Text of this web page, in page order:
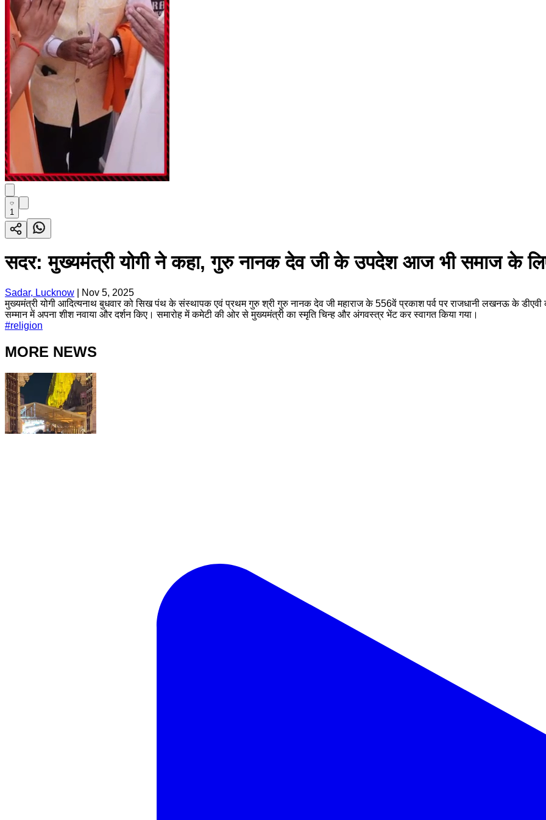
1
सदर: मुख्यमंत्री योगी ने कहा, गुरु नानक देव जी के उपदेश आज भी समाज के
Sadar, Lucknow
Nov 5, 2025
मुख्यमंत्री योगी आदित्यनाथ बुधवार को सिख पंथ के संस्थापक एवं प्रथम गुरु श्री गुरु नानक देव जी महाराज के 556वें प्रकाश पर्व पर राजधानी लखनऊ के
सम्मान में अपना शीश नवाया और दर्शन किए। समारोह में कमेटी की ओर से मुख्यमंत्री का स्मृति चिन्ह और अंगवस्त्र भेंट कर स्वागत किया गया।
#religion
MORE NEWS